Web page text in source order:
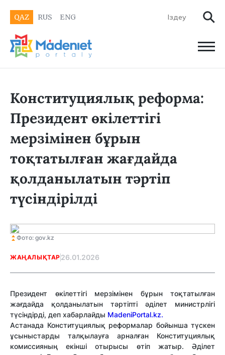
QAZ RUS ENG
Конституциялық реформа:
Президент өкілеттігі
мерзімінен бұрын
тоқтатылған жағдайда
қолданылатын тәртіп
түсіндірілді
Фото: gov.kz
ЖАҢАЛЫҚТАР 26.01.2026
Президент өкілеттігі мерзімінен бұрын тоқтатылған
жағдайда қолданылатын тәртіпті әділет министрлігі
түсіндірді, деп хабарлайды MadeniPortal.kz.
Астанада Конституциялық реформалар бойынша түскен
ұсыныстарды талқылауға арналған Конституциялық
комиссияның екінші отырысы өтіп жатыр. Әділет